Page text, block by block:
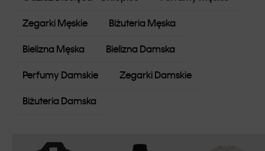
Zegarki Męskie Biżuteria Męska
Bielizna Męska Bielizna Damska
Perfumy Damskie Zegarki Damskie
Biżuteria Damska